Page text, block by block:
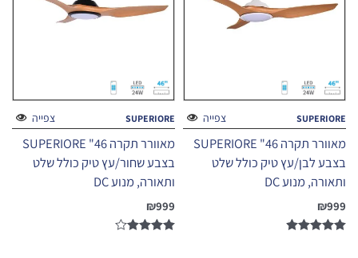
צפייה SUPERIORE
מאוורר תקרה 46" SUPERIORE
בצבע לבן/עץ טיק כולל שלט
ותאורה, מנוע DC
₪999
צפייה SUPERIORE
מאוורר תקרה 46" SUPERIORE
בצבע שחור/עץ טיק כולל שלט
ותאורה, מנוע DC
₪999